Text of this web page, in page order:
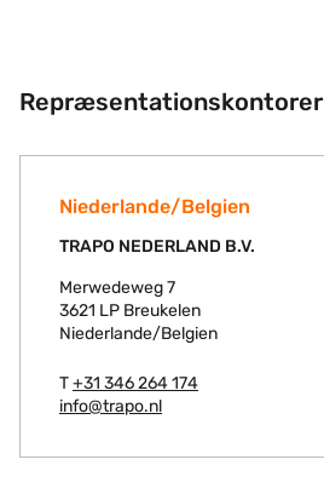
Repræsentationskontorer
Niederlande/Belgien
TRAPO NEDERLAND B.V.
Merwedeweg 7
3621 LP Breukelen
Niederlande/Belgien
T+31 346 264 174
info@trapo.nl